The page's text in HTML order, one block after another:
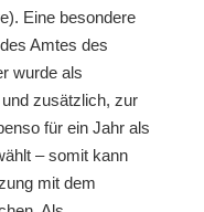
Eine besondere
Amtes des
wurde als
zusätzlich, zur
für ein Jahr als
– somit kann
mit dem